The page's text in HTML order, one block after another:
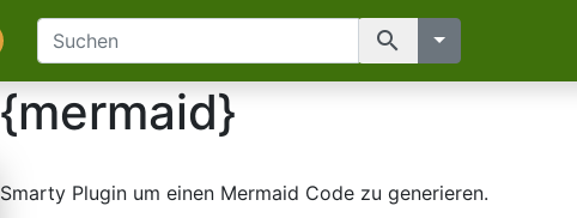
search
{mermaid}
Smarty Plugin um einen Mermaid Code zu generieren.